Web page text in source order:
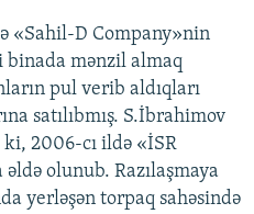
«Sahil-D Company»nin
binada mənzil almaq
pul verib aldıqları
satılıbmış. S.İbrahimov
2006-cı ildə «İSR
olunub. Razılaşmaya
yerləşən torpaq sahəsində